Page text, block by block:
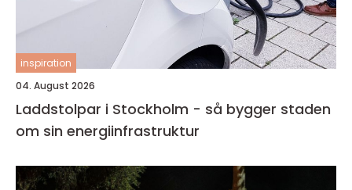
inspiration
04. August 2026
Laddstolpar i Stockholm - så bygger staden
om sin energiinfrastruktur